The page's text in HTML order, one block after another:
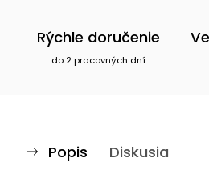
Rýchle doručenie
do 2 pracovných dní
Popis Diskusia